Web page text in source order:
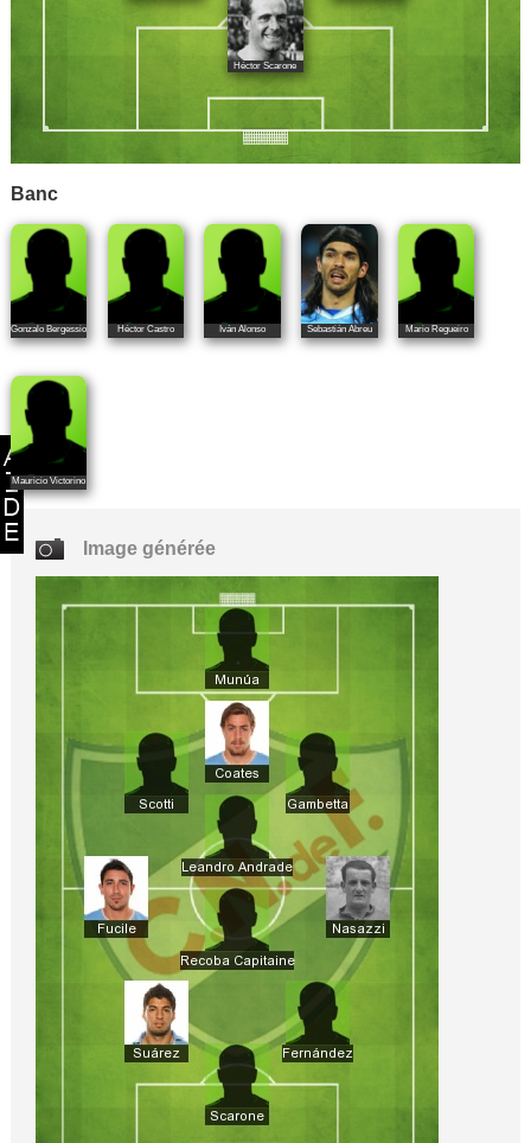
Héctor Scarone
Banc
Gonzalo Bergessio Héctor Castro Iván Alonso Sebastián Abreu Mario Regueiro
Mauricio Victorino
Image générée